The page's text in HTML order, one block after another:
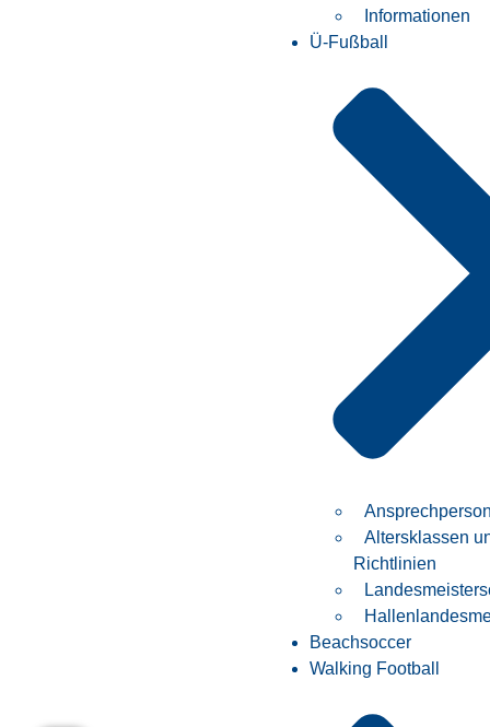
Informationen
Ü-Fußball
Altersklassen
Richtlinien
Beachsoccer
Walking Football